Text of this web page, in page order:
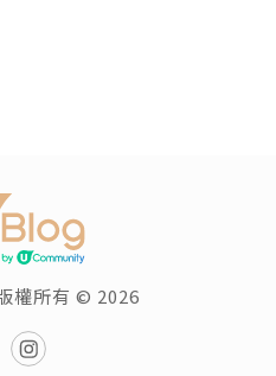
權所有 © 2026